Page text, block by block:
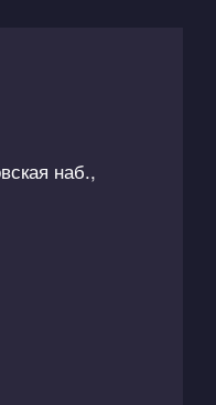
наб.,